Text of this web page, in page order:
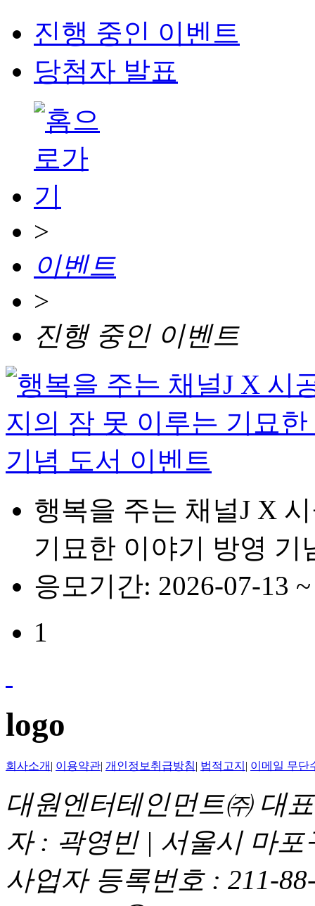
진행 중인 이벤트
당첨자 발표
>
이벤트
>
진행 중인 이벤트
행복을 주는 채널J X
기묘한 이야기 방영 기
응모기간: 2026-07-13
1
logo
회사소개 | 이용약관| 개인정보취급방침| 법적고지 | 이메일 무단
대원엔터테인먼트㈜ 대
자 : 곽영빈 | 서울시 마
사업자 등록번호 : 211-